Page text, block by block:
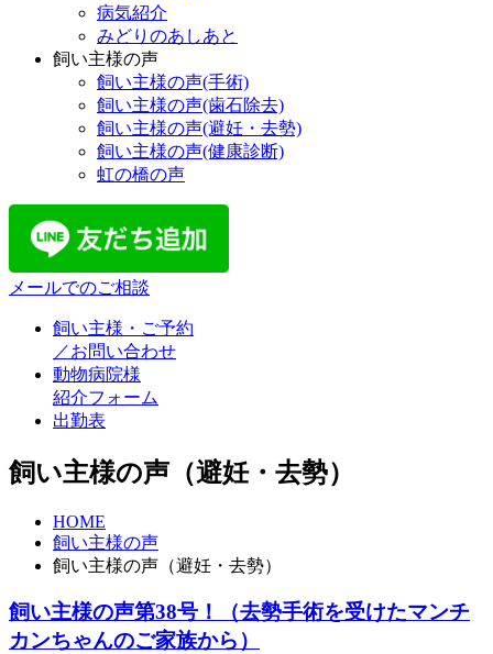
病気紹介
みどりのあしあと
飼い主様の声
飼い主様の声(手術)
飼い主様の声(歯石除去)
飼い主様の声(避妊・去勢)
飼い主様の声(健康診断)
虹の橋の声
メールでのご相談
飼い主様・ご予約
／お問い合わせ
動物病院様
紹介フォーム
出勤表
飼い主様の声（避妊・去勢）
HOME
飼い主様の声
飼い主様の声（避妊・去勢）
飼い主様の声第38号！（去勢手術を受けたマンチ
カンちゃんのご家族から）